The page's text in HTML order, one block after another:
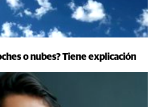
o nubes? Tiene explicación